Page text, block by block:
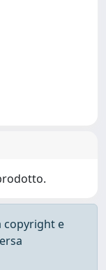
copyright e